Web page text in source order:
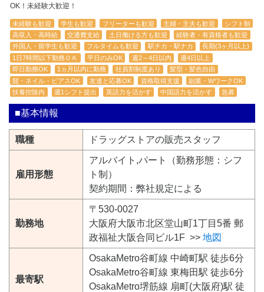
OK！未経験大歓迎！
未経験も歓迎 学生も歓迎 フリーターも歓迎 主婦・主夫も歓迎
シフト制
高収入・高時給
交通費支給 土日働ける方も歓迎
経験者・有資格者も歓迎
外国人・留学生も歓迎
フルタイムも歓迎 駅チカ・駅ナカ
長期(3ヶ月以上)
1日7時間以下勤務ＯＫ
平日のみOK 週2～4日以内
週4日以上
即日勤務OK
1ヵ月以内に勤務 社員割制度あり
髪型・髪色自由
髭・ネイル・ピアスOK
友達と応募OK 資格取得支援
副業・WワークOK
扶養控除内
週1シフト提出 英語力を活かす 中国語力を活かす 急募
■基本情報
職種 ドラッグストアの販売スタッフ
雇用形態
アルバイト,パート（勤務形態：シフ
ト制）
契約期間：弊社規定による
勤務地
〒530-0027
大阪府大阪市北区堂山町1丁目5番 郵
政福祉大阪合同ビル1F >> 地図
最寄駅
OsakaMetro谷町線 中崎町駅 徒歩6分
OsakaMetro谷町線 東梅田駅 徒歩6分
OsakaMetro堺筋線 扇町(大阪府)駅 徒